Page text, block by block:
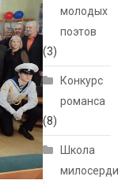
молодых
поэтов
(3)
Конкурс
романса
(8)
Школа